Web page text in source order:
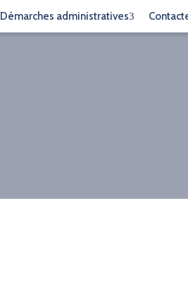
Démarches administratives